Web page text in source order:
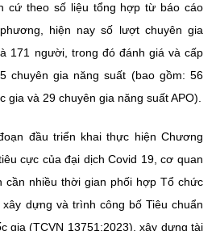
cứ theo số liệu tổng hợp từ báo cáo
hiện nay số lượt chuyên gia
171 người, trong đó đánh giá và cấp
chuyên gia năng suất (bao gồm: 56
gia và 29 chuyên gia năng suất APO).
đầu triển khai thực hiện Chương
cực của đại dịch Covid 19, cơ quan
nhiều thời gian phối hợp Tổ chức
dựng và trình công bố Tiêu chuẩn
gia (TCVN 13751:2023), xây dựng tài